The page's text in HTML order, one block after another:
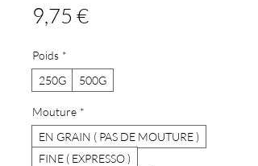
9,75 €Prix
Poids *
250G
500G
Mouture *
EN GRAIN ( PAS DE MOUTURE )
FINE ( EXPRESSO )